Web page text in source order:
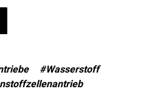
#Wasserstoff